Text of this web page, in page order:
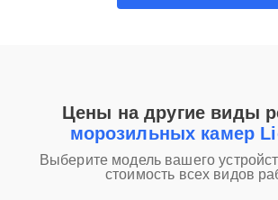
Цены на другие виды
морозильных камер
Выберите модель вашего
стоимость всех видов